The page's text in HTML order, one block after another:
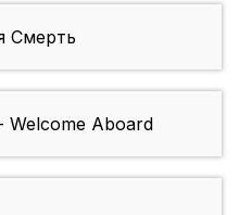
Смерть
Aboard